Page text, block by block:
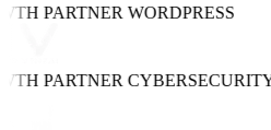
PARTNERWORDPRESS
PARTNERCYBERSECURITY